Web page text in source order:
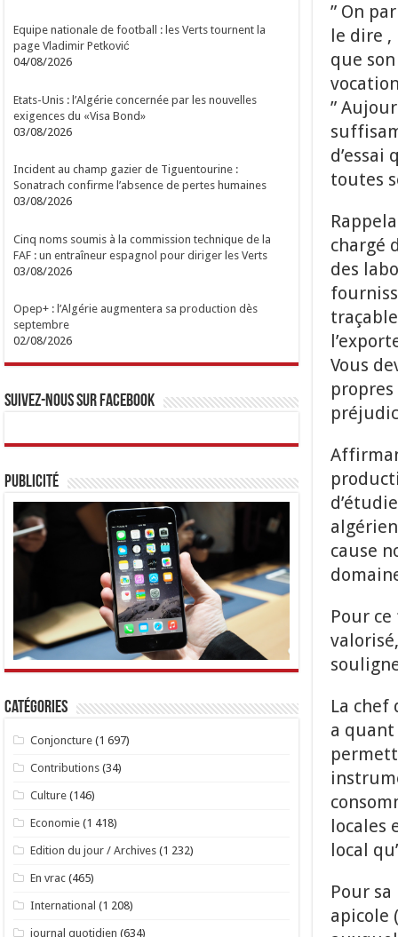
” On
le dire
que
”
toutes
chargé
des
Vous
cause
Pour
La chef
a
locales
local
Pour
apicole
Equipe nationale de football : les Verts tournent la
page Vladimir Petković
04/08/2026
Etats-Unis : l’Algérie concernée par les nouvelles
exigences du «Visa Bond»
03/08/2026
Incident au champ gazier de Tiguentourine :
Sonatrach confirme l’absence de pertes humaines
03/08/2026
Cinq noms soumis à la commission technique de la
FAF : un entraîneur espagnol pour diriger les Verts
03/08/2026
Opep+ : l’Algérie augmentera sa production dès
septembre
02/08/2026
Suivez-nous sur Facebook
Publicité
Catégories
Conjoncture (1 697)
Contributions (34)
Culture (146)
Economie (1 418)
Edition du jour / Archives (1 232)
En vrac (465)
International (1 208)
journal quotidien (634)